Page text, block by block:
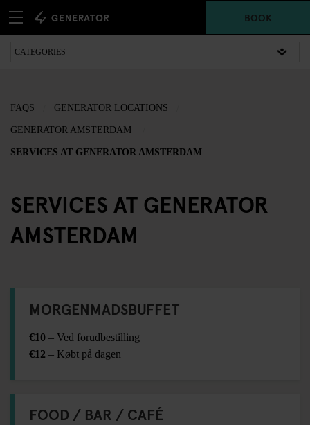
BOOK
FAQS GENERATOR LOCATIONS
GENERATOR AMSTERDAM
SERVICES AT GENERATOR AMSTERDAM
SERVICES AT GENERATOR
AMSTERDAM
MORGENMADSBUFFET
€10 – Ved forudbestilling
€12 – Købt på dagen
FOOD / BAR / CAFÉ